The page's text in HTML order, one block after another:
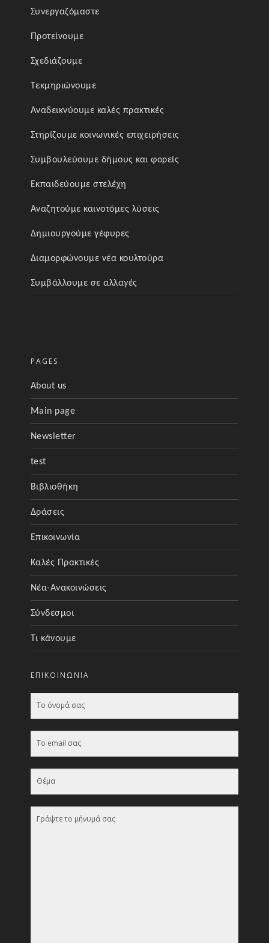
Συνεργαζόμαστε
Προτείνουμε
Σχεδιάζουμε
Τεκμηριώνουμε
Αναδεικνύουμε καλές πρακτικές
Στηρίζουμε κοινωνικές επιχειρήσεις
Συμβουλεύουμε δήμους και φορείς
Εκπαιδεύουμε στελέχη
Αναζητούμε καινοτόμες λύσεις
Δημιουργούμε γέφυρες
Διαμορφώνουμε νέα κουλτούρα
Συμβάλλουμε σε αλλαγές
PAGES
About us
Main page
Newsletter
test
Βιβλιοθήκη
Δράσεις
Επικοινωνία
Καλές Πρακτικές
Νέα-Ανακοινώσεις
Σύνδεσμοι
Τι κάνουμε
ΕΠΙΚΟΙΝΩΝΊΑ